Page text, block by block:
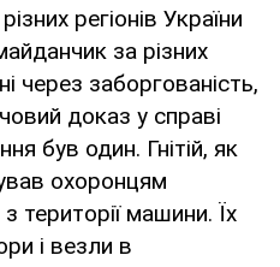
регіонів України
за різних
через заборгованість,
доказ у справі
був один. Гнітій, як
охоронцям
території машини. Їх
і везли в